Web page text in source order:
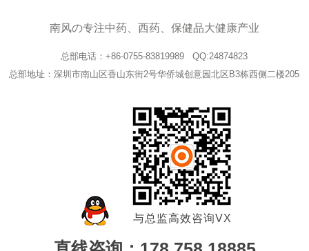
南风の专注中药、西药、保健品大健康产业
总部电话：+86-0755-83819989 QQ:24874823
总部地址：深圳市南山区香山东街2号华侨城创意园北区B3栋西侧二楼205
与总监高效咨询VX